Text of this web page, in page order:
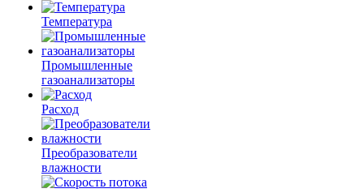
Температура
Промышленные
газоанализаторы
Расход
Преобразователи
влажности